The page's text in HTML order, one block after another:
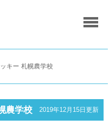
キー 札幌農学校
農学校 2019年12月15日更新